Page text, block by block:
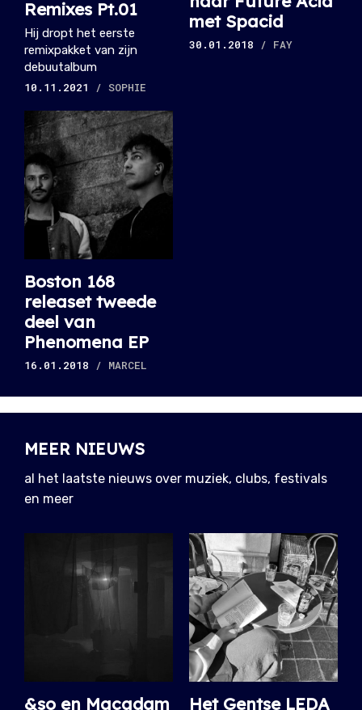
Remixes Pt.01
Hij dropt het eerste
remixpakket van zijn
debuutalbum
10.11.2021
/ SOPHIE
met Spacid
30.01.2018 / FAY
Boston 168
releaset tweede
deel van
Phenomena EP
16.01.2018 / MARCEL
MEER NIEUWS
al het laatste nieuws over muziek, clubs, festivals
en meer
&so en Macadam Het Gentse LEDA